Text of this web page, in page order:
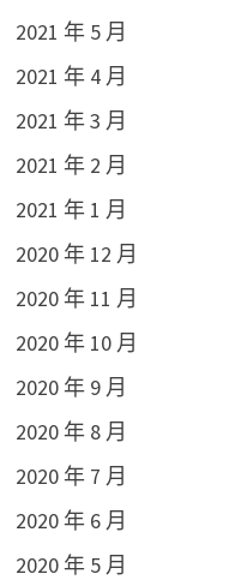
2021 年 5 月
2021 年 4 月
2021 年 3 月
2021 年 2 月
2021 年 1 月
2020 年 12 月
2020 年 11 月
2020 年 10 月
2020 年 9 月
2020 年 8 月
2020 年 7 月
2020 年 6 月
2020 年 5 月